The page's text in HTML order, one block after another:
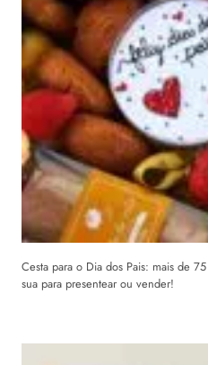
Cesta para o Dia dos Pais: mais de
sua para presentear ou vender!